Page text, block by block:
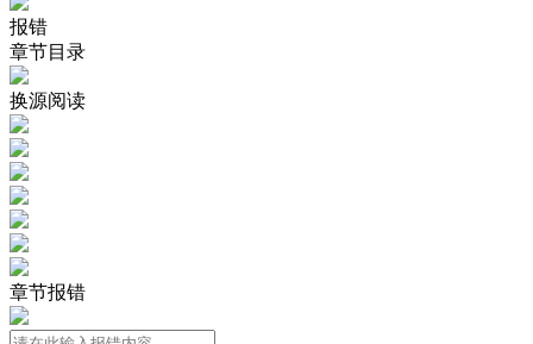
报错
章节目录
换源阅读
章节报错